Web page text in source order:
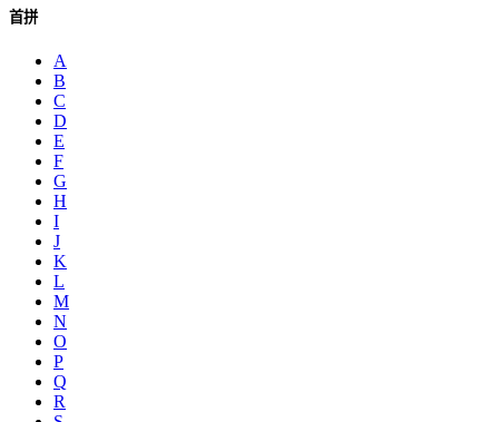
首拼
A
B
C
D
E
F
G
H
I
J
K
L
M
N
O
P
Q
R